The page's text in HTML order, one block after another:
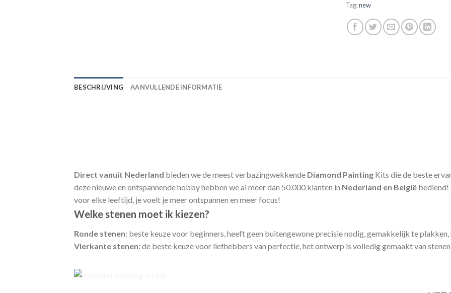
Tag:new
BESCHRIJVING AANVULLENDE INFORMATIE
Direct vanuit Nederland bieden we de meest verbazingwekkende Diamond Painting Kits die de beste
deze nieuwe en ontspannende hobby hebben we al meer dan 50.000 klanten in Nederland en België bediend!
voor elke leeftijd, je voelt je meer ontspannen en meer focus!
Welke stenen moet ik kiezen?
Ronde stenen: beste keuze voor beginners, heeft geen buitengewone precisie nodig, gemakkelijk te
Vierkante stenen: de beste keuze voor liefhebbers van perfectie, het ontwerp is volledig gemaakt van